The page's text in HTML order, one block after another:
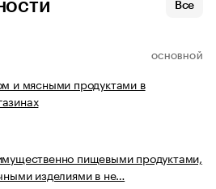
Все
ОСНОВНОЙ
и мясными продуктами в
пищевыми продуктами,
изделиями в не…